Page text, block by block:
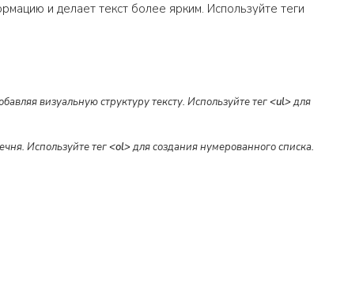
и делает текст более ярким. Используйте теги
визуальную структуру тексту. Используйте тег<ul>для
Используйте тег<ol>для создания нумерованного списка.